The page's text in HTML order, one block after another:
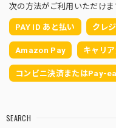
2026/01/07
次の方法がご利用いただけま
PAY ID あと払い クレ
Amazon Pay キャリ
コンビニ決済またはPay-
SEARCH